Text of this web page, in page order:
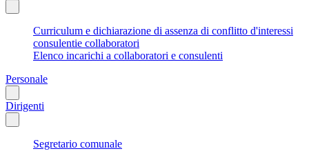
Curriculum e dichiarazione di assenza di conflitto d'interessi
consulentie collaboratori
Elenco incarichi a collaboratori e consulenti
Personale
Dirigenti
Segretario comunale